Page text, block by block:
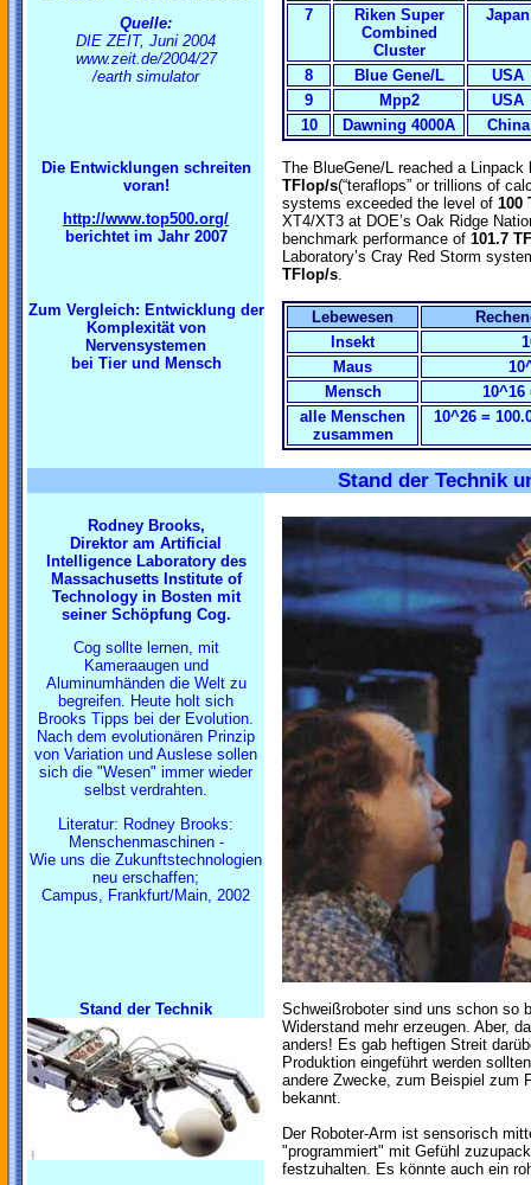
Quelle:
DIE ZEIT, Juni 2004
www.zeit.de/2004/27
/earth simulator
7
Riken Super
Combined
Cluster
Japan
8 Blue Gene/L
USA
9
Mpp2
USA
10
Dawning 4000A China
Die Entwicklungen schreiten
voran!
http://www.top500.org/
berichtet im Jahr 2007
The BlueGene/L reached a
TFlop/s(“teraflops” or trillions of
systems exceeded the level of 100
XT4/XT3 at DOE’s Oak Ridge
benchmark performance of 101.7
Laboratory’s Cray Red Storm
TFlop/s.
Zum Vergleich: Entwicklung der
Komplexität von
Nervensystemen
bei Tier und Mensch
Lebewesen
Insekt
Maus
Mensch
10^16
alle Menschen
zusammen
10^26 =
Stand der Technik
Rodney Brooks,
Direktor am Artificial
Intelligence Laboratory des
Massachusetts Institute of
Technology in Bosten mit
seiner Schöpfung Cog.
Cog sollte lernen, mit
Kameraaugen und
Aluminumhänden die Welt zu
begreifen. Heute holt sich
Brooks Tipps bei der Evolution.
Nach dem evolutionären Prinzip
von Variation und Auslese sollen
sich die "Wesen" immer wieder
selbst verdrahten.
Literatur: Rodney Brooks:
Menschenmaschinen -
Wie uns die Zukunftstechnologien
neu erschaffen;
Campus, Frankfurt/Main, 2002
Stand der Technik
Schweißroboter sind uns schon so
Widerstand mehr erzeugen. Aber,
anders! Es gab heftigen Streit
Produktion eingeführt werden
andere Zwecke, zum Beispiel zum
bekannt.
Der Roboter-Arm ist sensorisch
"programmiert" mit Gefühl
festzuhalten. Es könnte auch ein